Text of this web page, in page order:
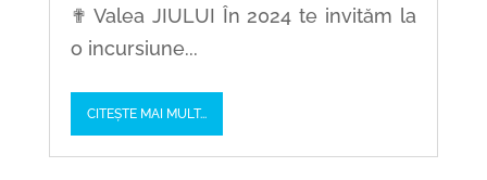
✟ Valea JIULUI În 2024 te invităm la
o incursiune...
CITEȘTE MAI MULT...